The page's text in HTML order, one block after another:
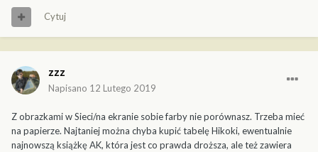
Cytuj
zzz
Napisano 12 Lutego 2019
Z obrazkami w Sieci/na ekranie sobie farby nie porównasz. Trzeba mieć
na papierze. Najtaniej można chyba kupić tabelę Hikoki, ewentualnie
najnowszą książkę AK, która jest co prawda droższa, ale też zawiera